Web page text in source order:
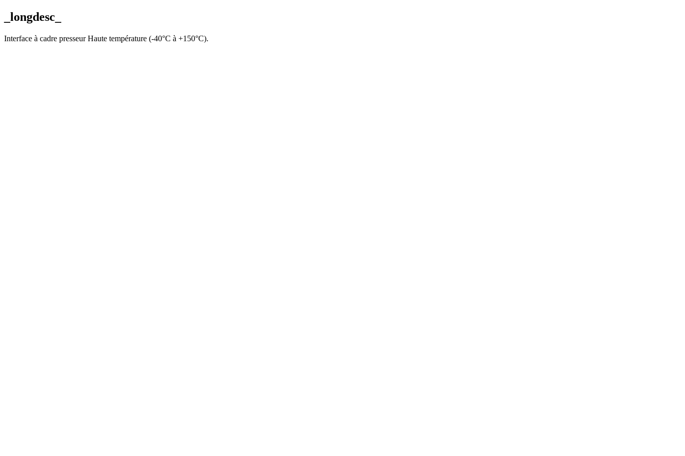
_longdesc_
Interface à cadre presseur Haute température (-40°C à +150°C).